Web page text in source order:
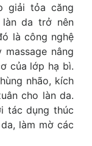
giải tỏa căng
da trở nên
là công nghệ
nâng
của lớp hạ bì.
nhão, kích
cho làn da.
tác dụng thúc
làm mờ các